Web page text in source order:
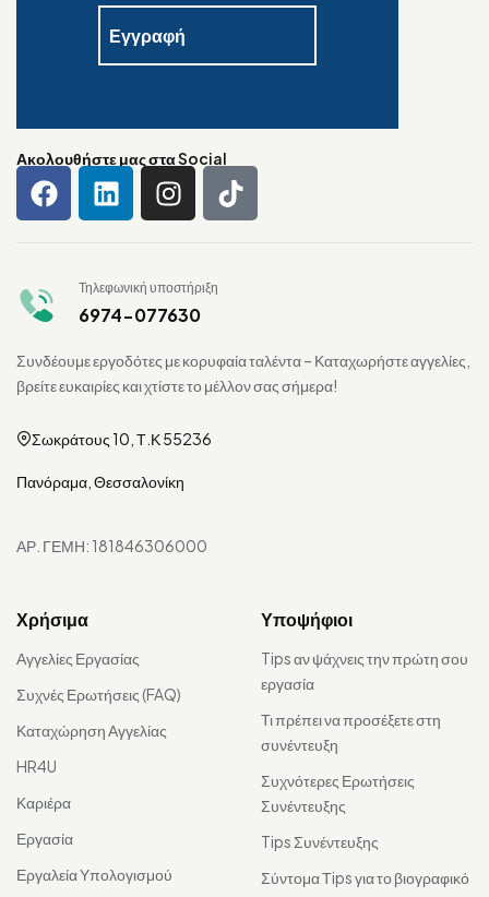
Ακολουθήστε μας στα Social
Τηλεφωνική υποστήριξη
6974-077630
Συνδέουμε εργοδότες με κορυφαία ταλέντα – Καταχωρήστε αγγελίες,
βρείτε ευκαιρίες και χτίστε το μέλλον σας σήμερα!
Σωκράτους 10, Τ.Κ 55236
Πανόραμα, Θεσσαλονίκη
ΑΡ. ΓΕΜΗ: 181846306000
Χρήσιμα
Αγγελίες Εργασίας
Συχνές Ερωτήσεις (FAQ)
Καταχώρηση Αγγελίας
HR4U
Καριέρα
Εργασία
Εργαλεία Υπολογισμού
Υποψήφιοι
Tips αν ψάχνεις την πρώτη σου
εργασία
Τι πρέπει να προσέξετε στη
συνέντευξη
Συχνότερες Ερωτήσεις
Συνέντευξης
Tips Συνέντευξης
Σύντομα Τips για το βιογραφικό